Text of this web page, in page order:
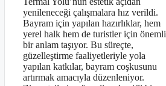
yenileneceği çalışmalara hız verildi.
Bayram için yapılan hazırlıklar, hem
yerel halk hem de turistler için önemli
bir anlam taşıyor. Bu süreçte,
güzelleştirme faaliyetleriyle yola
yapılan katkılar, bayram coşkusunu
artırmak amacıyla düzenleniyor.